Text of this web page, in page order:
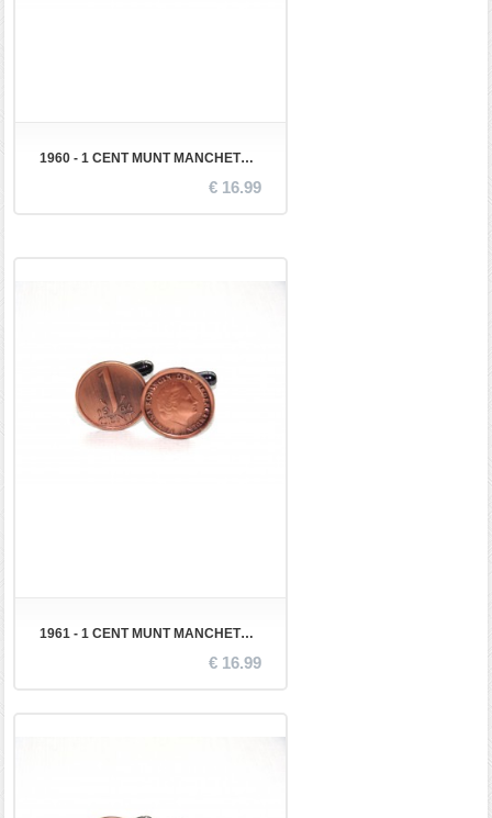
1960 - 1 CENT MUNT MANCHETKNOPEN
€ 16.99
1961 - 1 CENT MUNT MANCHETKNOPEN
€ 16.99